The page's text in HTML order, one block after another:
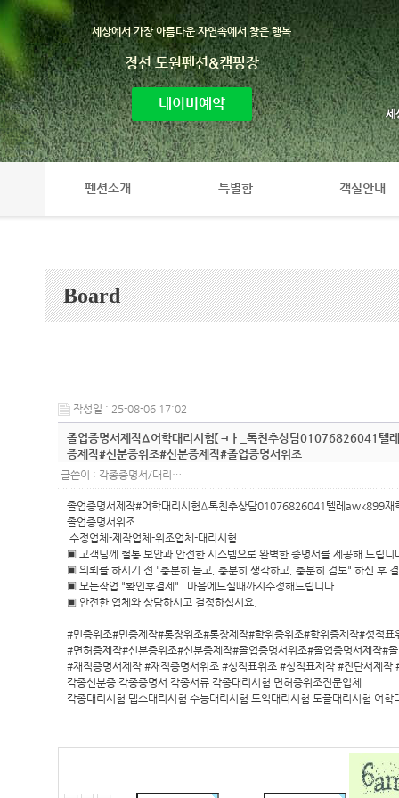
세상에서 가장 아름다운 자연속에서 찾은 행복
정선 도원펜션&캠핑장
네이버예약
펜션소개 특별함 객실안내
Board
작성일 : 25-08-06 17:02
졸업증명서제작Δ어학대리시험【ㅋㅏ_톡친추상담01076826041텔
증제작#신분증위조#신분증제작#졸업증명서위조
글쓴이 : 각종증명서/대리…
졸업증명서제작#어학대리시험Δ톡친추상담01076826041텔레awk899재
졸업증명서위조
수정업체-제작업체-위조업체-대리시험
▣ 고객님께 철통 보안과 안전한 시스템으로 완벽한 증명서를 제공해 드립니
▣ 의뢰를 하시기 전 "충분히 듣고, 충분히 생각하고, 충분히 검토" 하신 후
▣ 모든작업 "확인후결제" 마음에드실때까지수정해드립니다.
▣ 안전한 업체와 상담하시고 결정하십시요.
#민증위조#민증제작#통장위조#통장제작#학위증위조#학위증제작#성적표
#면허증제작#신분증위조#신분증제작#졸업증명서위조#졸업증명서제작#
#재직증명서제작 #재직증명서위조 #성적표위조 #성적표제작 #진단서제작
각종신분증 각종증명서 각종서류 각종대리시험 면허증위조전문업체
각종대리시험 텝스대리시험 수능대리시험 토익대리시험 토플대리시험 어